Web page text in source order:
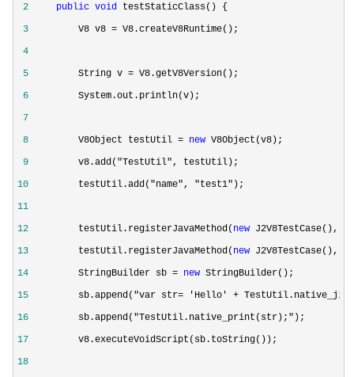
2
public void
3
         V8 v8 =
4
5
         String v =
6
7
8
         V8Object testUtil =
new
9
         v8.add("TestUtil"
10
         testUtil.add("name", "test1"
11
12
         testUtil.registerJavaMethod(
new
13
         testUtil.registerJavaMethod(
new
14
         StringBuilder sb =
new
15
sb.append("var str= 'Hello' +
16
         sb.append("TestUtil.native_print(str);"
17
18